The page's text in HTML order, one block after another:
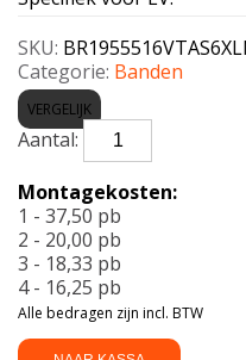
SKU:
Categorie: Banden
VERGELIJK
BRIDGESTONE-
TURANZA
6
Enliten
XL
195/55
R16
91V
aantal
Montagekosten:
1 - 37,50 pb
2 - 20,00 pb
3 - 18,33 pb
4 - 16,25 pb
Alle bedragen zijn incl. BTW